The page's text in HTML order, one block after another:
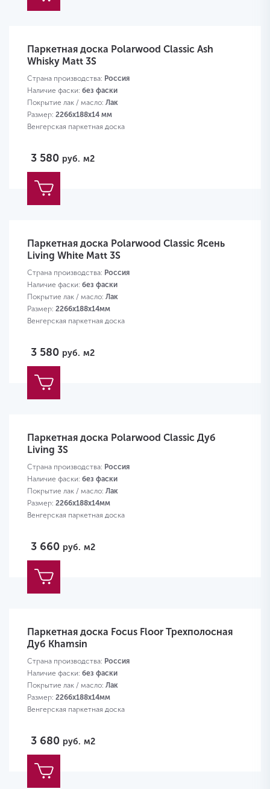
Паркетная доска Polarwood Classic Ash
Whisky Matt 3S
Страна производства: Россия
Наличие фаски: без фаски
Покрытие лак / масло: Лак
Размер: 2266х188х14 мм
Венгерская паркетная доска
3 580 руб. м2
Паркетная доска Polarwood Classic Ясень
Living White Matt 3S
Страна производства: Россия
Наличие фаски: без фаски
Покрытие лак / масло: Лак
Размер: 2266х188х14мм
Венгерская паркетная доска
3 580 руб. м2
Паркетная доска Polarwood Classic Дуб
Living 3S
Страна производства: Россия
Наличие фаски: без фаски
Покрытие лак / масло: Лак
Размер: 2266х188х14мм
Венгерская паркетная доска
3 660 руб. м2
Паркетная доска Focus Floor Трехполосная
Дуб Khamsin
Страна производства: Россия
Наличие фаски: без фаски
Покрытие лак / масло: Лак
Размер: 2266х188х14мм
Венгерская паркетная доска
3 680 руб. м2